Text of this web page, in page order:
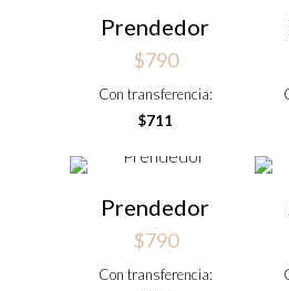
Prendedor
$790
Con transferencia:
$711
Prendedor
$790
Con transferencia: